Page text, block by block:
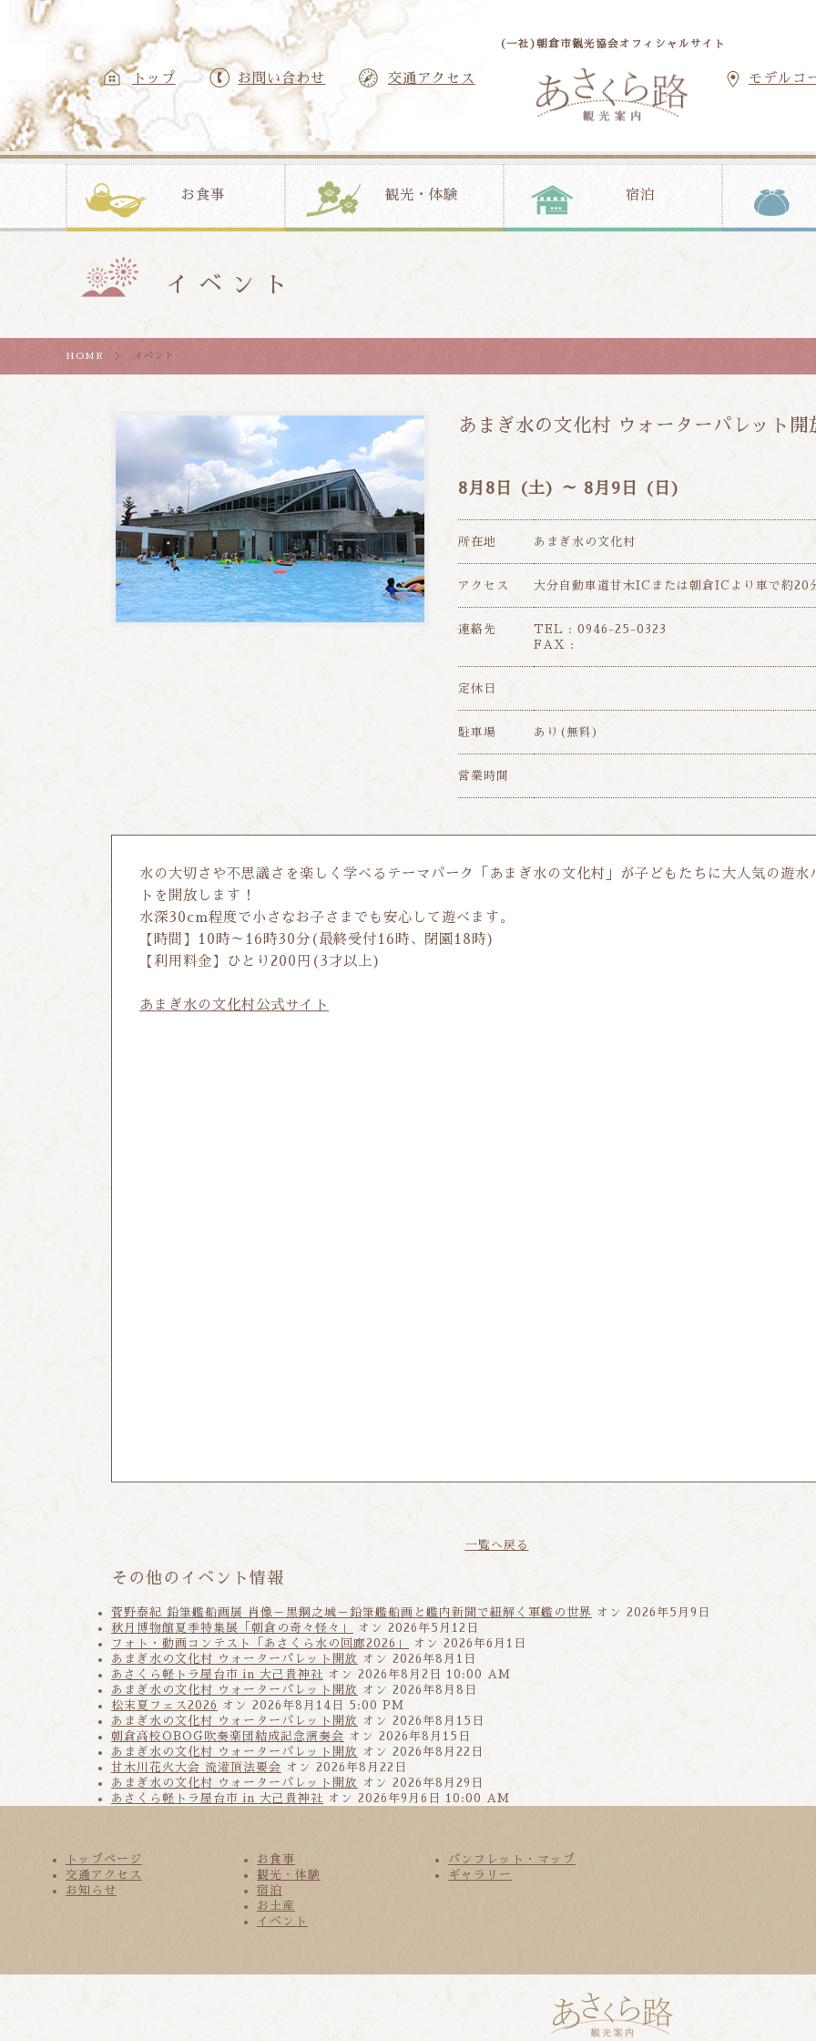
トップ お問い合わせ 交通アクセス
(一社)朝倉市観光協会オフィシャルサイト
モデルコ
お食事 観光・体験 宿泊
イベント
HOME ＞ イベント
あまぎ水の文化村 ウォーターパレット開
8月 8日 (土) ～ 8月 9日 (日)
所在地 あまぎ水の文化村
アクセス 大分自動車道甘木ICまたは朝倉ICより車で約20
連絡先
TEL : 0946-25-0323
FAX :
定休日
駐車場 あり(無料)
営業時間
水の大切さや不思議さを楽しく学べるテーマパーク「あまぎ水の文化村」が子どもたちに大人気の遊水
トを開放します！
水深30cm程度で小さなお子さまでも安心して遊べます。
【時間】10時～16時30分(最終受付16時、閉園18時)
【利用料金】ひとり200円(3才以上)
あまぎ水の文化村公式サイト
一覧へ戻る
その他のイベント情報
菅野泰紀 鉛筆艦船画展 肖像－黒鋼之城－鉛筆艦船画と艦内新聞で紐解く軍艦の世界
オン 2026年5月9日
秋月博物館夏季特集展「朝倉の奇々怪々」
オン 2026年5月12日
フォト・動画コンテスト「あさくら水の回廊2026」
オン 2026年6月1日
あまぎ水の文化村 ウォーターパレット開放
オン 2026年8月1日
あさくら軽トラ屋台市 in 大己貴神社 オン 2026年8月2日 10:00 AM
あまぎ水の文化村 ウォーターパレット開放
オン 2026年8月8日
松末夏フェス2026
オン 2026年8月14日 5:00 PM
あまぎ水の文化村 ウォーターパレット開放
オン 2026年8月15日
朝倉高校OBOG吹奏楽団結成記念演奏会 オン 2026年8月15日
あまぎ水の文化村 ウォーターパレット開放
オン 2026年8月22日
甘木川花火大会 流灌頂法要会 オン 2026年8月22日
あまぎ水の文化村 ウォーターパレット開放
オン 2026年8月29日
あさくら軽トラ屋台市 in 大己貴神社 オン 2026年9月6日 10:00 AM
トップページ
交通アクセス
お知らせ
お食事
観光・体験
宿泊
お土産
イベント
パンフレット・マップ
ギャラリー